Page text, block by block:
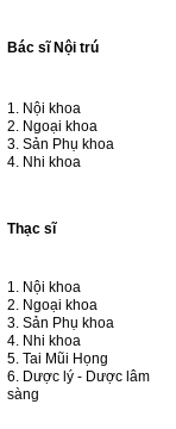
Bác sĩ Nội trú
1. Nội khoa
2. Ngoại khoa
3. Sản Phụ khoa
4. Nhi khoa
Thạc sĩ
1. Nội khoa
2. Ngoại khoa
3. Sản Phụ khoa
4. Nhi khoa
5. Tai Mũi Họng
6. Dược lý - Dược lâm
sàng